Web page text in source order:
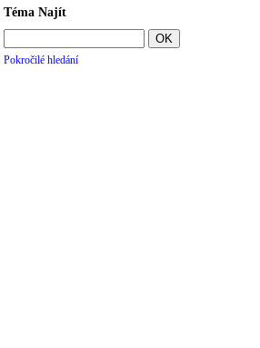
Téma Najít
Pokročilé hledání